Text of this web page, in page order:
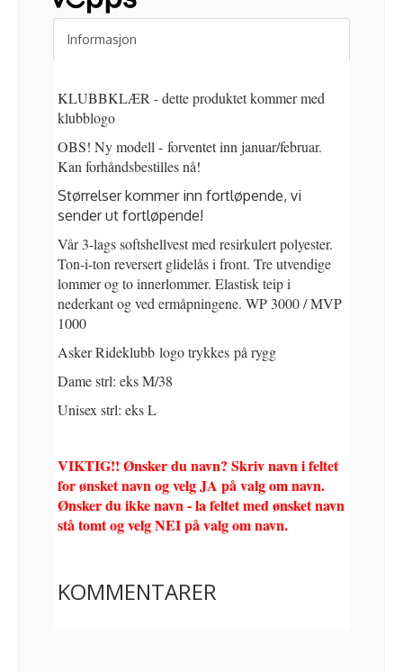
Informasjon
KLUBBKLÆR - dette produktet kommer med
klubblogo
OBS! Ny modell - forventet inn januar/februar.
Kan forhåndsbestilles nå!
Størrelser kommer inn fortløpende, vi
sender ut fortløpende!
Vår 3-lags softshellvest med resirkulert polyester.
Ton-i-ton reversert glidelås i front. Tre utvendige
lommer og to innerlommer. Elastisk teip i
nederkant og ved ermåpningene. WP 3000 / MVP
1000
Asker Rideklubb logo trykkes på rygg
Dame strl: eks M/38
Unisex strl: eks L
VIKTIG!! Ønsker du navn? Skriv navn i feltet
for ønsket navn og velg JA på valg om navn.
Ønsker du ikke navn - la feltet med ønsket navn
stå tomt og velg NEI på valg om navn.
KOMMENTARER